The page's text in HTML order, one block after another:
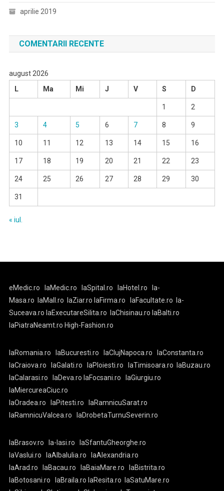
aprilie 2019
COMENTARII RECENTE
august 2026
L
Ma Mi J V S D
1 2
3 4 5 6 7 8 9
10 11 12 13 14 15 16
17 18 19 20 21 22 23
24 25 26 27 28 29 30
31
« iul.
eMedic.ro laMedic.ro laSpital.ro laHotel.ro
la-
Masa.ro
laMall.ro laZiar.ro laFirma.ro laFacultate.ro
la-
Suceava.ro laExecutareSilita.ro laChisinau.ro laBalti.ro
laPiatraNeamt.ro High-Fashion.ro
laRomania.ro laBucuresti.ro laClujNapoca.ro
laConstanta.ro
laCraiova.ro
laGalati.ro laPloiesti.ro laTimisoara.ro
laBuzau.ro
laCalarasi.ro
laDeva.ro laFocsani.ro
laGiurgiu.ro
laMiercureaCiuc.ro
laOradea.ro
laPitesti.ro
laRamnicuSarat.ro
laRamnicuValcea.ro
laDrobetaTurnuSeverin.ro
laBrasov.ro la-Iasi.ro
laSfantuGheorghe.ro
laVaslui.ro
laAlbaIulia.ro
laAlexandria.ro
laArad.ro
laBacau.ro laBaiaMare.ro
laBistrita.ro
laBotosani.ro
laBraila.ro laResita.ro
laSatuMare.ro